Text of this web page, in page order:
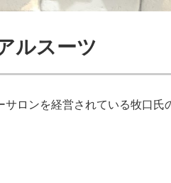
ルスーツ
ロンを経営されている牧口氏